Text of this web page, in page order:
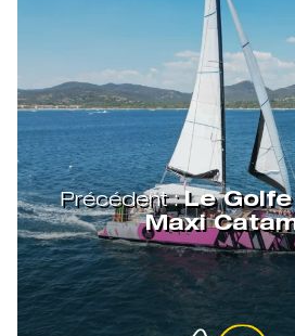
Précédent :Le Golfe
Maxi